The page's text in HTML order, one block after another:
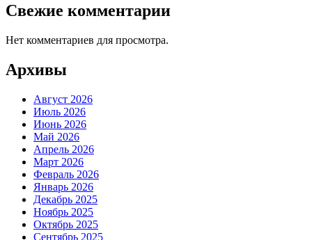
Свежие комментарии
Нет комментариев для просмотра.
Архивы
Август 2026
Июль 2026
Июнь 2026
Май 2026
Апрель 2026
Март 2026
Февраль 2026
Январь 2026
Декабрь 2025
Ноябрь 2025
Октябрь 2025
Сентябрь 2025